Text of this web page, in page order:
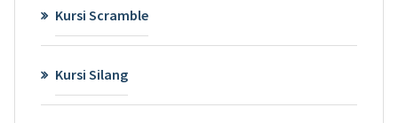
Kursi Scramble
Kursi Silang